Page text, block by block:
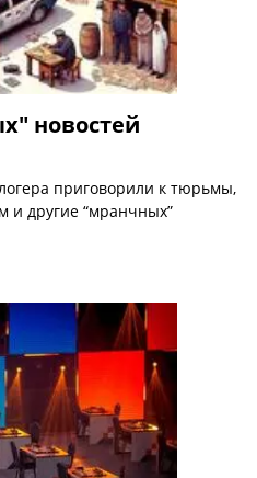
новостей
приговорили к тюрьмы,
и другие “мранчных”